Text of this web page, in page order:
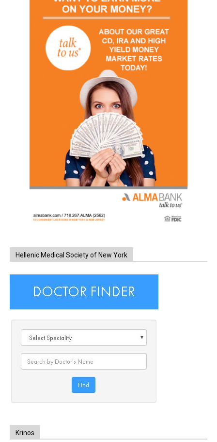
Hellenic Medical Society of New York
Krinos